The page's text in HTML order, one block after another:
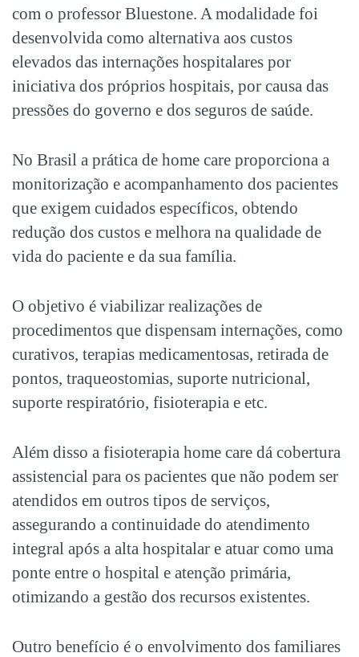
com o professor Bluestone. A modalidade foi
desenvolvida como alternativa aos custos
elevados das internações hospitalares por
iniciativa dos próprios hospitais, por causa das
pressões do governo e dos seguros de saúde.
No Brasil a prática de home care proporciona a
monitorização e acompanhamento dos pacientes
que exigem cuidados específicos, obtendo
redução dos custos e melhora na qualidade de
vida do paciente e da sua família.
O objetivo é viabilizar realizações de
procedimentos que dispensam internações, como
curativos, terapias medicamentosas, retirada de
pontos, traqueostomias, suporte nutricional,
suporte respiratório, fisioterapia e etc.
Além disso a fisioterapia home care dá cobertura
assistencial para os pacientes que não podem ser
atendidos em outros tipos de serviços,
assegurando a continuidade do atendimento
integral após a alta hospitalar e atuar como uma
ponte entre o hospital e atenção primária,
otimizando a gestão dos recursos existentes.
Outro benefício é o envolvimento dos familiares